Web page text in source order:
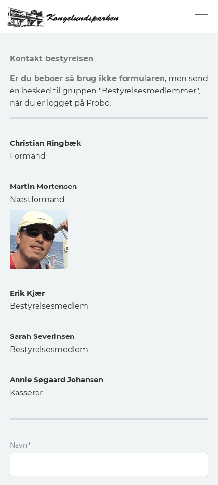
Kontakt bestyrelsen
Er du beboer så brug ikke formularen, men send
en besked til gruppen "Bestyrelsesmedlemmer",
når du er logget på Probo.
Christian Ringbæk
Formand
Martin Mortensen
Næstformand
Erik Kjær
Bestyrelsesmedlem
Sarah Severinsen
Bestyrelsesmedlem
Annie Søgaard Johansen
Kasserer
Navn*